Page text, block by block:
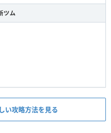
ツム
い攻略方法を見る